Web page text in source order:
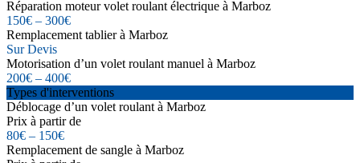
Réparation moteur volet roulant électrique à Marboz
150€ – 300€
Remplacement tablier à Marboz
Sur Devis
Motorisation d’un volet roulant manuel à Marboz
200€ – 400€
Types d'interventions
Déblocage d’un volet roulant à Marboz
Prix à partir de
80€ – 150€
Remplacement de sangle à Marboz